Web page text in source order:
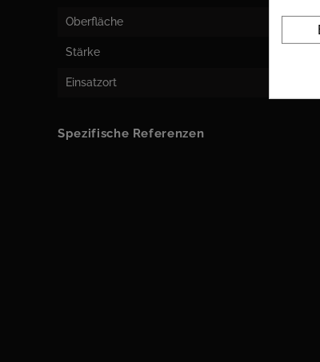
Oberfläche
Stärke
Einsatzort
Spezifische Referenzen